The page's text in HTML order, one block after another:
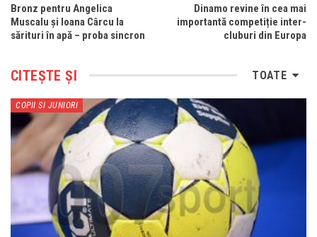
Bronz pentru Angelica
Muscalu și Ioana Cârcu la
sărituri în apă – proba sincron
Dinamo revine în cea mai
importantă competiție inter-
cluburi din Europa
TOATE
CITEȘTE ȘI
COPII SI JUNIORI